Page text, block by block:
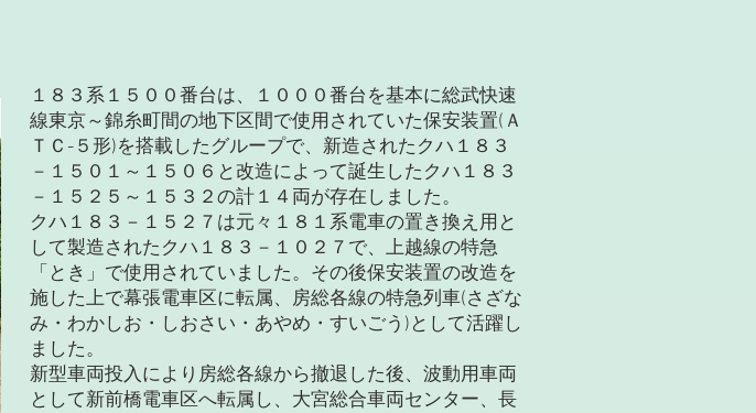
１８３系１５００番台は、１０００番台を基本に総武快速
線東京～錦糸町間の地下区間で使用されていた保安装置(Ａ
ＴＣ-５形)を搭載したグループで、新造されたクハ１８３
－１５０１～１５０６と改造によって誕生したクハ１８３
－１５２５～１５３２の計１４両が存在しました。
クハ１８３－１５２７は元々１８１系電車の置き換え用と
して製造されたクハ１８３－１０２７で、上越線の特急
「とき」で使用されていました。その後保安装置の改造を
施した上で幕張電車区に転属、房総各線の特急列車(さざな
み・わかしお・しおさい・あやめ・すいごう)として活躍し
ました。
新型車両投入により房総各線から撤退した後、波動用車両
として新前橋電車区へ転属し、大宮総合車両センター、長